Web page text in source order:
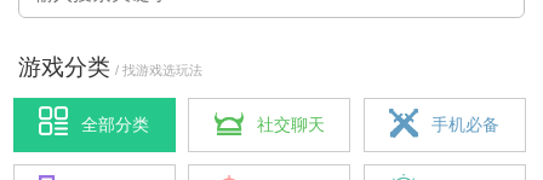
游戏分类 / 找游戏选玩法
全部分类 社交聊天 手机必备